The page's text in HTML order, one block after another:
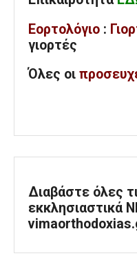
Εορτολόγιο :
γιορτές
Όλες οι
Διαβάστε όλες
εκκλησιαστικά